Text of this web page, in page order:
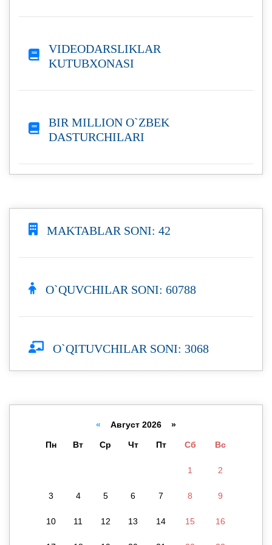
VIDEODARSLIKLAR
KUTUBXONASI
BIR MILLION O`ZBEK
DASTURCHILARI
MAKTABLAR SONI: 42
O`QUVCHILAR SONI: 60788
O`QITUVCHILAR SONI: 3068
« Август 2026 »
Пн Вт Ср Чт Пт Сб Вс
1 2
3 4 5 6 7 8 9
10 11 12 13 14 15 16